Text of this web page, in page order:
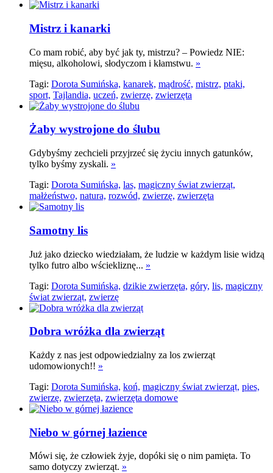
Mistrz i kanarki
Co mam robić, aby być jak ty, mistrzu? – Powiedz NIE:
mięsu, alkoholowi, słodyczom i kłamstwu. »
Tagi: Dorota Sumińska, kanarek, mądrość, mistrz, ptaki,
sport, Tajlandia, uczeń, zwierzę, zwierzęta
Żaby wystrojone do ślubu
Gdybyśmy zechcieli przyjrzeć się życiu innych gatunków,
tylko byśmy zyskali. »
Tagi: Dorota Sumińska, las, magiczny świat zwierząt,
małżeństwo, natura, rozwód, zwierzę, zwierzęta
Samotny lis
Już jako dziecko wiedziałam, że ludzie w każdym lisie widzą
tylko futro albo wściekliznę... »
Tagi: Dorota Sumińska, dzikie zwierzęta, góry, lis, magiczny
świat zwierząt, zwierzę
Dobra wróżka dla zwierząt
Każdy z nas jest odpowiedzialny za los zwierząt
udomowionych!! »
Tagi: Dorota Sumińska, koń, magiczny świat zwierząt, pies,
zwierzę, zwierzęta, zwierzęta domowe
Niebo w górnej łazience
Mówi się, że człowiek żyje, dopóki się o nim pamięta. To
samo dotyczy zwierząt. »